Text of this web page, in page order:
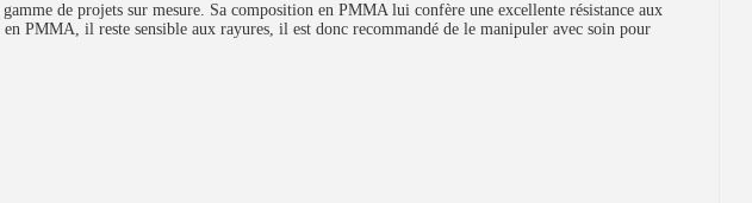
de projets sur mesure. Sa composition en PMMA lui confère une excellente résistance aux
PMMA, il reste sensible aux rayures, il est donc recommandé de le manipuler avec soin pour